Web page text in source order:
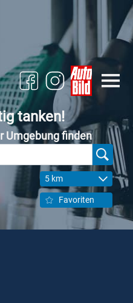
tanken!
Umgebung finden
5 km
Favoriten